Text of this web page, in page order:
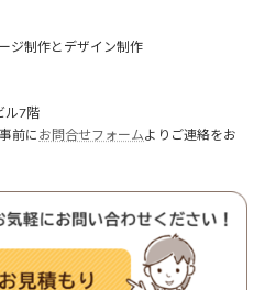
ジ制作とデザイン制作
ル7階
前に お問合せフォームよりご連絡をお